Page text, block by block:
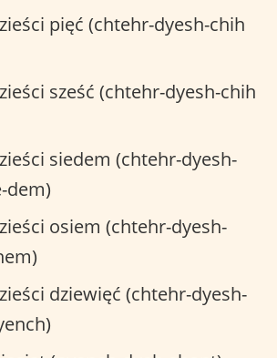
pięć (chtehr-dyesh-chih
sześć (chtehr-dyesh-chih
siedem (chtehr-dyesh-
dem)
osiem (chtehr-dyesh-
dziewięć (chtehr-dyesh-